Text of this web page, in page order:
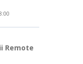
Remote